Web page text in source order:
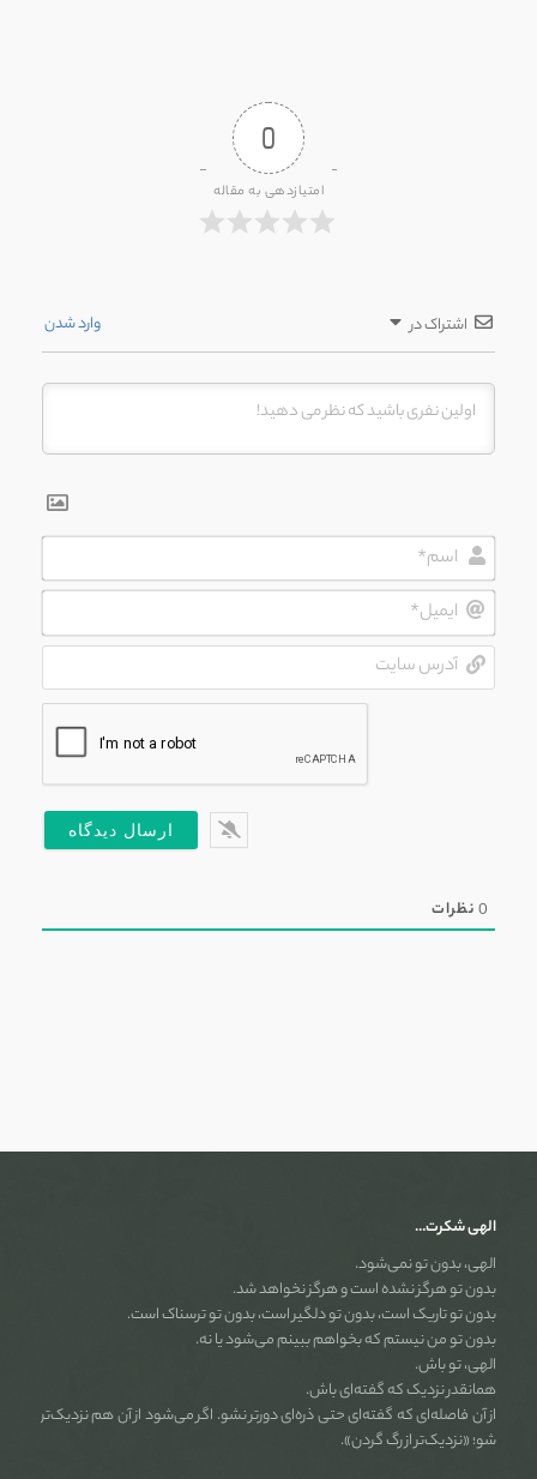
0
امتیازدهی به مقاله
اشتراک در وارد شدن
اسم*
0نظرات
الهی شکرت…
الهی، بدون تو نمی‌شود.
بدون تو هرگز نشده است و هرگز نخواهد شد.
بدون تو تاریک است، بدون تو دلگیر است، بدون تو ترسناک است.
بدون تو من نیستم که بخواهم ببینم می‌شود یا نه.
الهی، تو باش.
همانقدر نزدیک که گفته‌ای باش.
از آن فاصله‌ای که گفته‌ای حتی ذره‌ای دورتر نشو. اگر می‌شود از آن هم نزدیک‌تر
شو؛ «نزدیک‌تر از رگ گردن».